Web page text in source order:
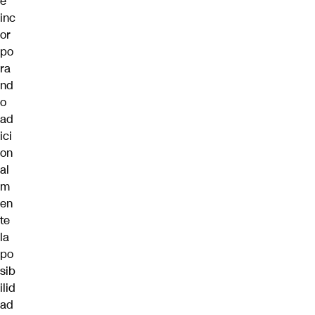
inc
or
po
ra
nd
o
ad
ici
on
al
m
en
te
la
po
sib
ilid
ad